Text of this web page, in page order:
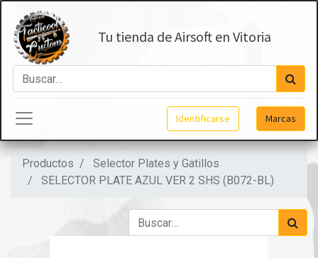
Tu tienda de Airsoft en Vitoria
Identificarse Marcas
Productos
Selector Plates y Gatillos
SELECTOR PLATE AZUL VER 2 SHS (B072-BL)